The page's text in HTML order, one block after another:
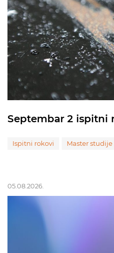
Septembar 2 ispitni
Ispitni rokovi Master studije
05.08.2026.